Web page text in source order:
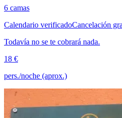
6 camas
Calendario verificadoCancelación
Todavía no se te cobrará nada.
18 €
pers./noche (aprox.)